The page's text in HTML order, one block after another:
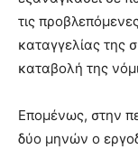
τις
καταγγελίας της
καταβολή της
Επομένως, στην
δύο μηνών ο